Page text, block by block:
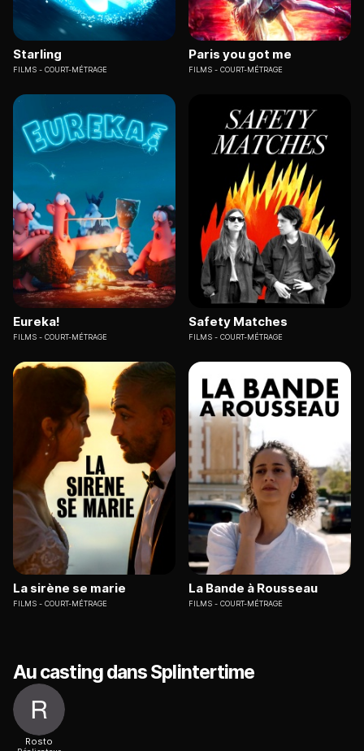
Starling
FILMS COURT-MÉTRAGE
Paris you got me
FILMS COURT-MÉTRAGE
Eureka!
FILMS COURT-MÉTRAGE
Safety Matches
FILMS COURT-MÉTRAGE
La sirène se marie
FILMS COURT-MÉTRAGE
La Bande à Rousseau
FILMS COURT-MÉTRAGE
Au casting dans Splintertime
Rosto